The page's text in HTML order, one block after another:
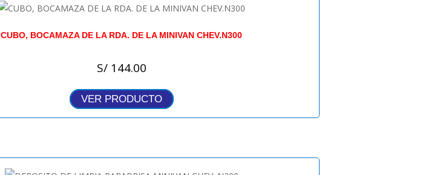
CUBO, BOCAMAZA DE LA RDA. DE LA MINIVAN CHEV.N300
S/144.00
VER PRODUCTO